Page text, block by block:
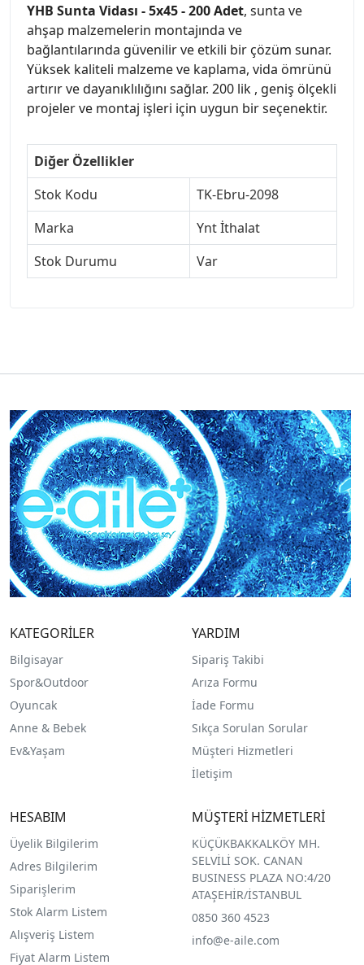
YHB Sunta Vidası - 5x45 - 200 Adet, sunta ve
ahşap malzemelerin montajında ve
bağlantılarında güvenilir ve etkili bir çözüm sunar.
Yüksek kaliteli malzeme ve kaplama, vida ömrünü
artırır ve dayanıklılığını sağlar. 200 lik , geniş ölçekli
projeler ve montaj işleri için uygun bir seçenektir.
Diğer Özellikler
Stok Kodu
TK-Ebru-2098
Marka
Ynt İthalat
Stok Durumu
Var
KATEGORİLER
Bilgisayar
Spor&Outdoor
Oyuncak
Anne & Bebek
Ev&Yaşam
YARDIM
Sipariş Takibi
Arıza Formu
İade Formu
Sıkça Sorulan Sorular
Müşteri Hizmetleri
İletişim
HESABIM
Üyelik Bilgilerim
Adres Bilgilerim
Siparişlerim
Stok Alarm Listem
Alışveriş Listem
Fiyat Alarm Listem
MÜŞTERİ HİZMETLERİ
KÜÇÜKBAKKALKÖY MH.
SELVİLİ SOK. CANAN
BUSINESS PLAZA NO:4/20
ATAŞEHİR/İSTANBUL
0850 360 4523
info@e-aile.com